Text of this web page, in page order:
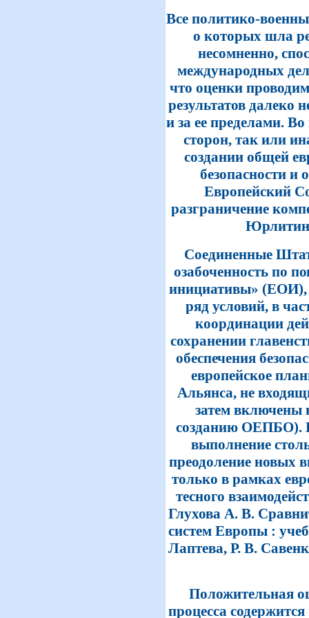
Все политико-
о которых шла
несомненно,
международных
что оценки
результатов далеко
и за ее пределами.
сторон, так или
создании общей
безопасности
Европейский
разграничение
Соединенные
озабоченность по
инициативы» (ЕОИ),
ряд условий, в
координации
сохранении
обеспечения
европейское
Альянса, не
затем включены
созданию ОЕПБО).
выполнение
преодоление новых
только в рамках
тесного
Глухова А. В.
систем Европы :
Лаптева, Р. В.
Положительная
процесса